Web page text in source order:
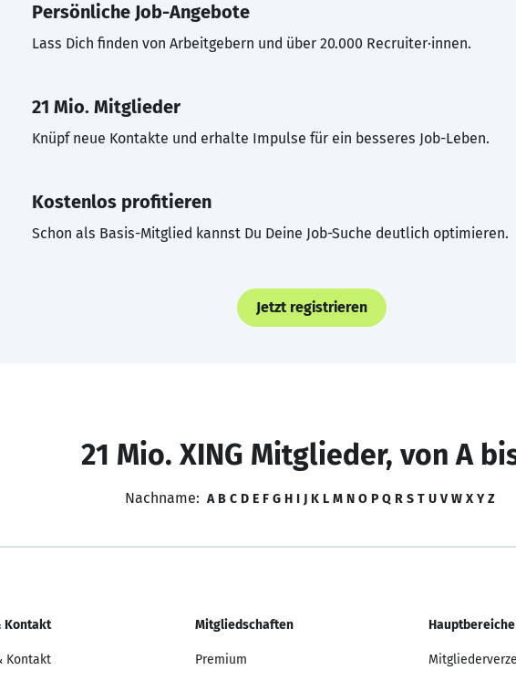
Persönliche Job-Angebote
Lass Dich finden von Arbeitgebern und über 20.000 Recruiter·innen.
21 Mio. Mitglieder
Knüpf neue Kontakte und erhalte Impulse für ein besseres Job-Leben.
Kostenlos profitieren
Schon als Basis-Mitglied kannst Du Deine Job-Suche deutlich optimieren.
Jetzt registrieren
21 Mio. XING Mitglieder, von A
Nachname: A B C D E F G H I J K L M N O P Q R S T U V W X Y Z
Kontakt
Kontakt
Mitgliedschaften
Premium
Hauptbereiche